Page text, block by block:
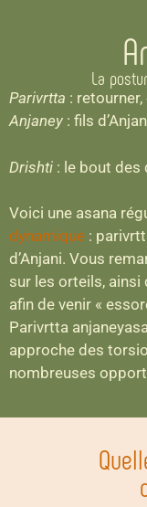
La
Parivrtta :
Anjaney : fils
Drishti : le bout des
Voici une asana
dynamique :
d’Anjani. Vous
sur les orteils, ainsi
afin de venir «
Parivrtta
approche des
nombreuses